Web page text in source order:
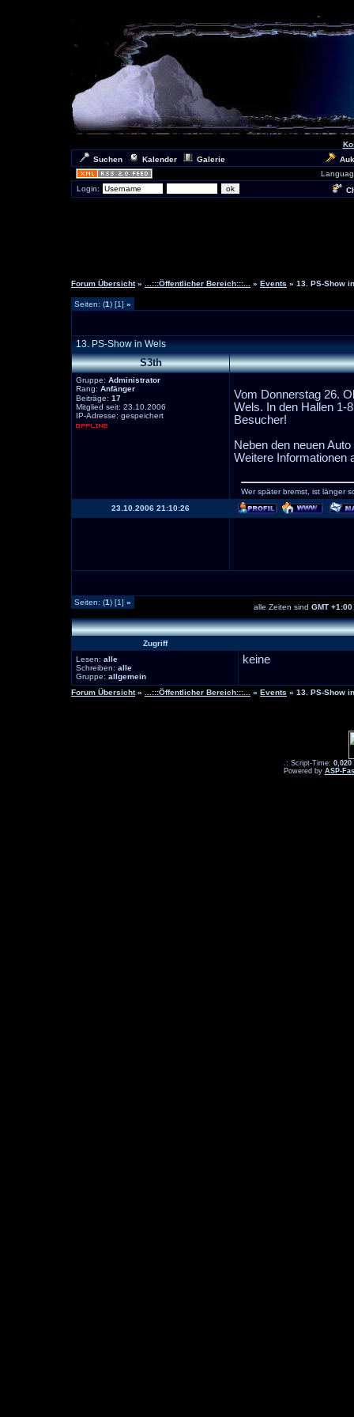
Suchen
Kalender Galerie
Login:
Forum Übersicht » ...:::Öffentlicher Bereich:::... » Events » 13. PS-Show
Seiten: (1) [1] »
13. PS-Show in Wels
S3th
Gruppe: Administrator
Rang: Anfänger
Beiträge: 17
Mitglied seit: 23.10.2006
IP-Adresse: gespeichert
Vom Donnerstag 26.
Wels. In den Hallen 1-
Besucher!
Neben den neuen
Weitere Informationen
Wer später bremst, ist länger
23.10.2006 21:10:26
Seiten: (1) [1] »
alle Zeiten sind GMT +1:00
Zugriff
Lesen: alle
Schreiben: alle
Gruppe: allgemein
keine
Forum Übersicht » ...:::Öffentlicher Bereich:::... » Events » 13. PS-Show
.: Script-Time: 0,020
Powered by ASP-